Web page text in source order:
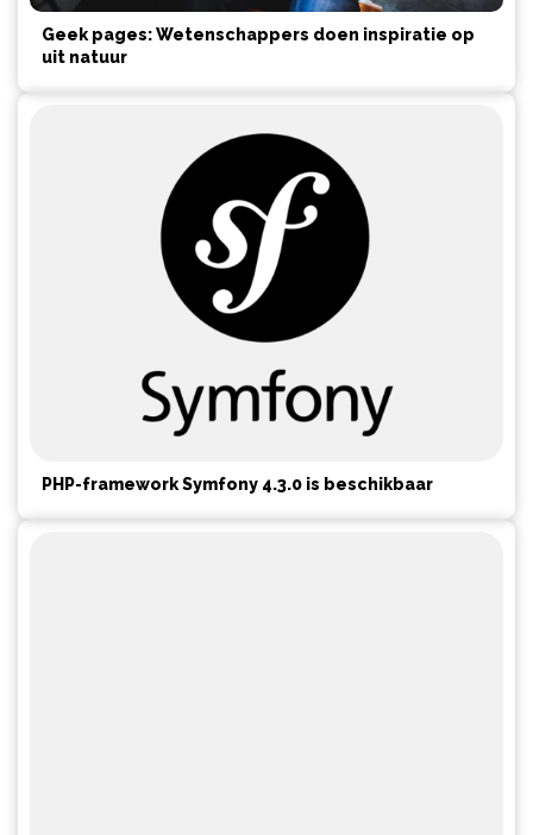
Geek pages: Wetenschappers doen inspiratie op
uit natuur
PHP-framework Symfony 4.3.0 is beschikbaar